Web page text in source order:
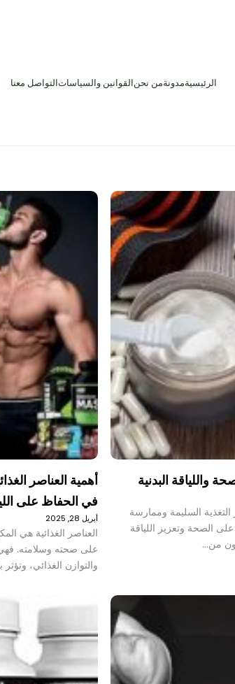
الرئيسيةمدونةمن نحنالقوانين والسياساتالتواصل معنا
واللياقة البدنية
السليمة وممارسة
الصحة وتعزيز اللياقة
من…
أهمية العناصر
في الحفاظ على
أبريل 28, 2025
العناصر الغذائية هي
على صحته وسلامته.
والتوازن الغذائي،